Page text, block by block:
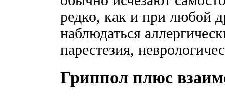
редко, как и при любой
наблюдаться
парестезия,
Гриппол плюс